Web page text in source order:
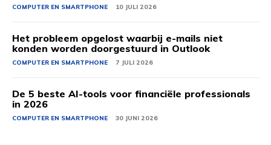
COMPUTER EN SMARTPHONE 10 JULI 2026
Het probleem opgelost waarbij e-mails niet
konden worden doorgestuurd in Outlook
COMPUTER EN SMARTPHONE 7 JULI 2026
De 5 beste AI-tools voor financiële professionals
in 2026
COMPUTER EN SMARTPHONE 30 JUNI 2026